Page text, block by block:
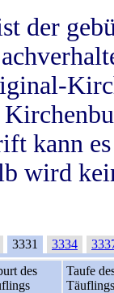
der
kann
wird
3331 3334
des
Taufe
Täuflings